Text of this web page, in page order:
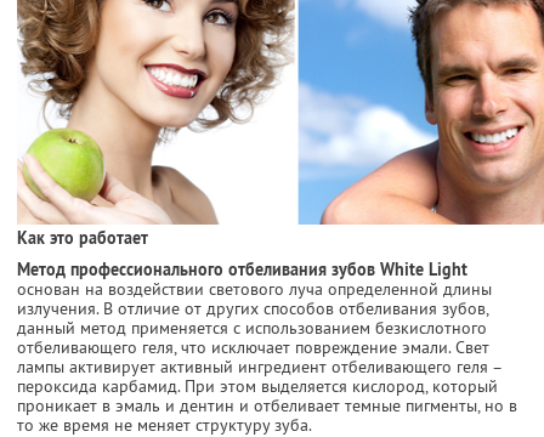
Как это работает
Метод профессионального отбеливания зубов White Light
основан на воздействии светового луча определенной длины
излучения. В отличие от других способов отбеливания зубов,
данный метод применяется с использованием безкислотного
отбеливающего геля, что исключает повреждение эмали. Свет
лампы активирует активный ингредиент отбеливающего геля –
пероксида карбамид. При этом выделяется кислород, который
проникает в эмаль и дентин и отбеливает темные пигменты, но в
то же время не меняет структуру зуба.